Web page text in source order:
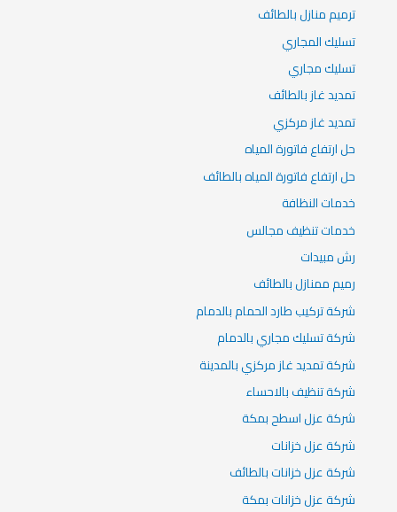
ترميم منازل بالطائف
تسليك المجاري
تسليك مجاري
تمديد غاز بالطائف
تمديد غاز مركزي
حل ارتفاع فاتورة المياه
حل ارتفاع فاتورة المياه بالطائف
خدمات النظافة
خدمات تنظيف مجالس
رش مبيدات
رميم ممنازل بالطائف
شركة تركيب طارد الحمام بالدمام
شركة تسليك مجاري بالدمام
شركة تمديد غاز مركزي بالمدينة
شركة تنظيف بالاحساء
شركة عزل اسطح بمكة
شركة عزل خزانات
شركة عزل خزانات بالطائف
شركة عزل خزانات بمكة